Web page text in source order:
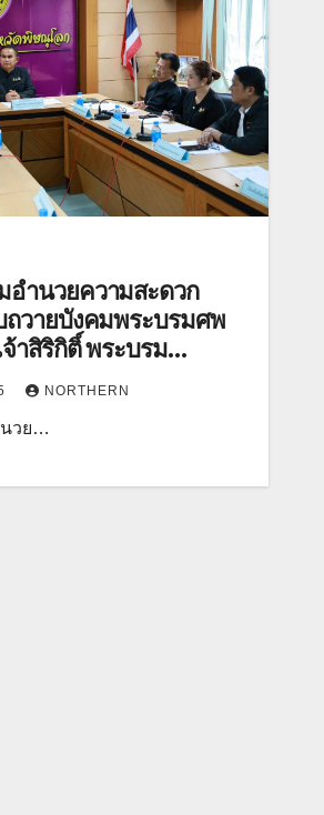
ำนวยความสะดวก
วายบังคมพระบรมศพ
าสิริกิติ์ พระบรม
มราชชนนีพันปีหลวง
NORTHERN
วย…